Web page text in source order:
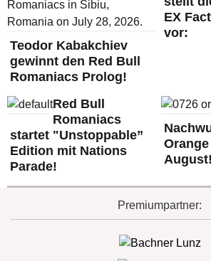
Teodor Kabakchiev
gewinnt den Red Bull
Romaniacs Prolog!
EX
vor:
Red Bull
Romaniacs
startet "Unstoppable”
Edition mit Nations
Parade!
August!
Premiumpartner: